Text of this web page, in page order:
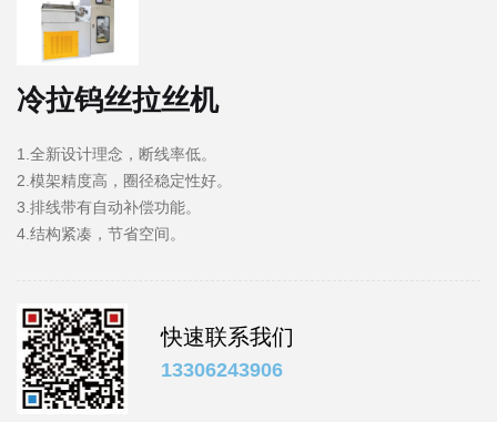
冷拉钨丝拉丝机
1.全新设计理念，断线率低。
2.模架精度高，圈径稳定性好。
3.排线带有自动补偿功能。
4.结构紧凑，节省空间。
快速联系我们
13306243906